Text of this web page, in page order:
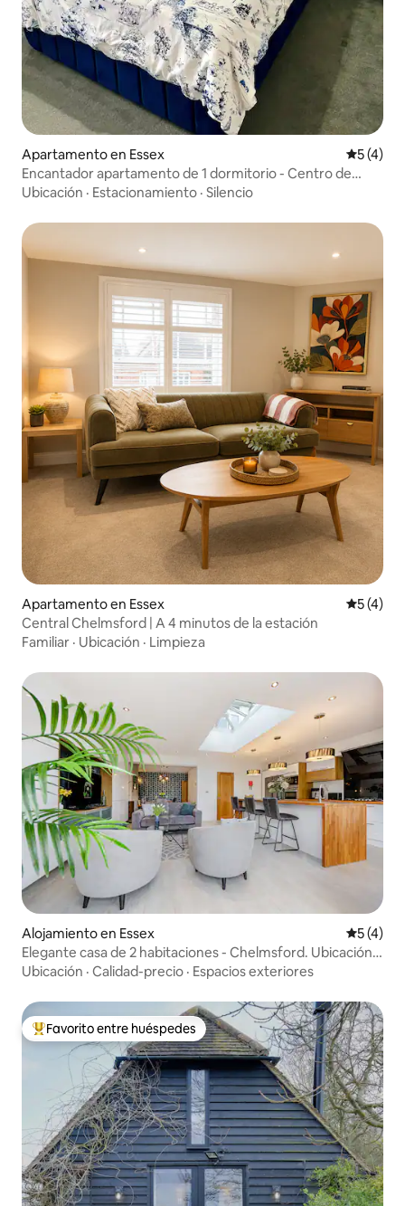
Apartamento en Essex
5 (4)
Encantador apartamento de 1 dormitorio - Centro de
Chelmsford
Ubicación · Estacionamiento · Silencio
Apartamento en Essex
5 (4)
Central Chelmsford | A 4 minutos de la estación
Familiar · Ubicación · Limpieza
Alojamiento en Essex
5 (4)
Elegante casa de 2 habitaciones - Chelmsford. Ubicación
en Stansted
Ubicación · Calidad-precio · Espacios exteriores
Favorito entre huéspedes preferido
Favorito entre huéspedes